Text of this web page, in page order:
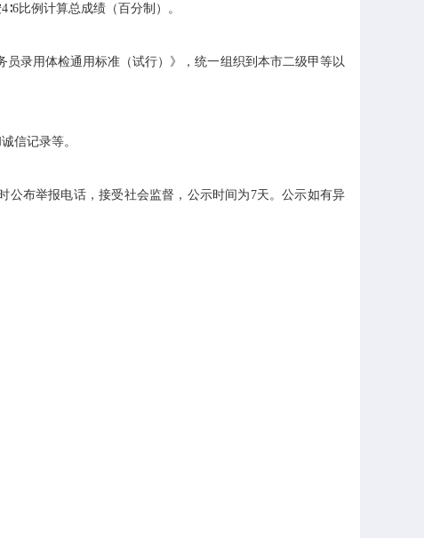
比例计算总成绩（百分制）。
录用体检通用标准（试行）》，统一组织到本市二级甲等以
信记录等。
布举报电话，接受社会监督，公示时间为7天。公示如有异